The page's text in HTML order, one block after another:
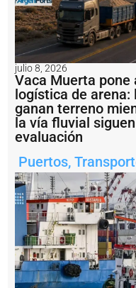
julio 8, 2026
Vaca Muerta pone
logística de arena:
ganan terreno
la vía fluvial
evaluación
Puertos,